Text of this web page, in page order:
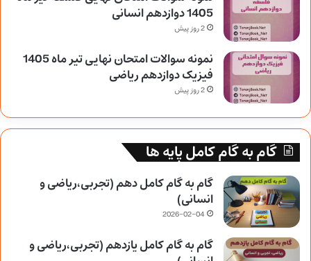
1405 دوازدهم انسانی
2 روز پیش
نمونه سوالات امتحان نهایی تیر ماه 1405
فیزیک دوازدهم ریاضی
2 روز پیش
گام به گام کامل پایه ها
گام به گام کامل دهم (تجربی،ریاضی و
انسانی)
2026-02-04
گام به گام کامل یازدهم (تجربی،ریاضی و